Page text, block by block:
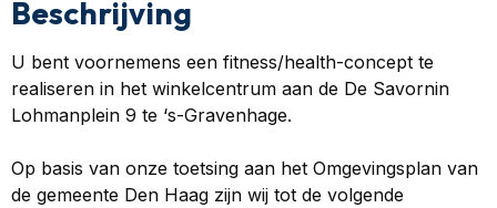
Beschrijving
U bent voornemens een fitness/health-concept te
realiseren in het winkelcentrum aan de De Savornin
Lohmanplein 9 te ‘s-Gravenhage.
Op basis van onze toetsing aan het Omgevingsplan van
de gemeente Den Haag zijn wij tot de volgende